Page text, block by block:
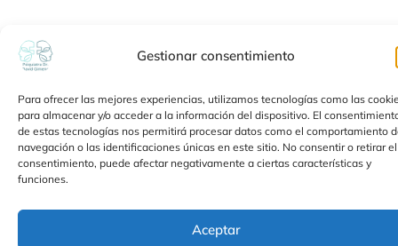
Gestionar consentimiento
Para ofrecer las mejores experiencias, utilizamos tecnologías como las
para almacenar y/o acceder a la información del dispositivo. El
de estas tecnologías nos permitirá procesar datos como el comportamiento
navegación o las identificaciones únicas en este sitio. No consentir o retirar el
consentimiento, puede afectar negativamente a ciertas características y
funciones.
Aceptar